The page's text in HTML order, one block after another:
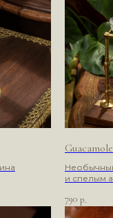
Guacamole
и спелым
790 р.